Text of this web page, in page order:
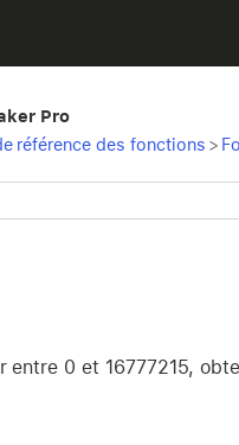
Pro
référence des fonctions >
entre 0 et 16777215,